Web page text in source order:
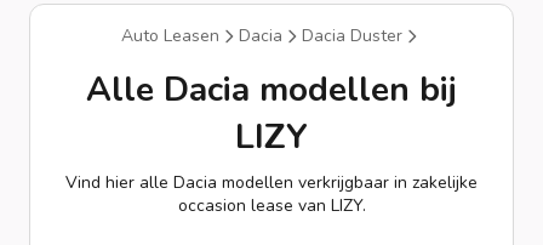
Auto Leasen Dacia Dacia Duster
Alle Dacia modellen bij
LIZY
Vind hier alle Dacia modellen verkrijgbaar in zakelijke
occasion lease van LIZY.